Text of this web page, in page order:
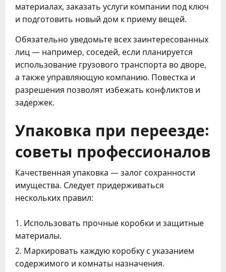
материалах, заказать услуги компании под ключ
и подготовить новый дом к приему вещей.
Обязательно уведомьте всех заинтересованных
лиц — например, соседей, если планируется
использование грузового транспорта во дворе,
а также управляющую компанию. Повестка и
разрешения позволят избежать конфликтов и
задержек.
Упаковка при переезде:
советы профессионалов
Качественная упаковка — залог сохранности
имущества. Следует придерживаться
нескольких правил:
Использовать прочные коробки и защитные
материалы.
Маркировать каждую коробку с указанием
содержимого и комнаты назначения.